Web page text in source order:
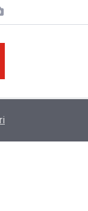
Pakistan Ortak